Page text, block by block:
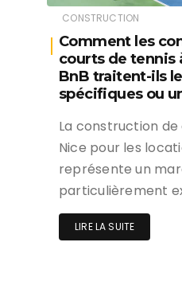
CONSTRUCTION
Comment les
courts de tennis
BnB traitent-ils
spécifiques ou
La construction
Nice pour les
représente un
particulièrement
LIRE LA SUITE